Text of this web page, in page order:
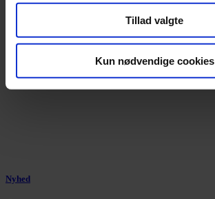
Tillad valgte
Kun nødvendige cookies
Nyhed